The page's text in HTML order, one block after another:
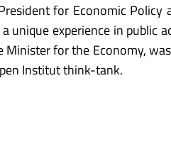
for Economic
unique experience in public
for the Economy,
Institut think-tank.